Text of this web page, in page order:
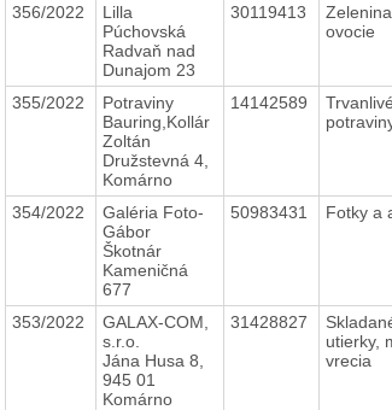
356/2022
Lilla
Púchovská
Radvaň nad
Dunajom 23
30119413
ovocie
355/2022
Potraviny
Bauring,Kollár
Zoltán
Družstevná 4,
Komárno
14142589
Trvanlivé
354/2022
Galéria Foto-
Gábor
Škotnár
Kameničná
677
50983431 Fotky a
353/2022
GALAX-COM,
s.r.o.
Jána Husa 8,
945 01
Komárno
31428827
utierky,
vrecia